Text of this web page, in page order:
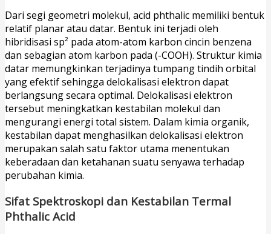
Dari segi geometri molekul, acid phthalic memiliki bentuk
relatif planar atau datar. Bentuk ini terjadi oleh
hibridisasi sp² pada atom-atom karbon cincin benzena
dan sebagian atom karbon pada (-COOH). Struktur kimia
datar memungkinkan terjadinya tumpang tindih orbital
yang efektif sehingga delokalisasi elektron dapat
berlangsung secara optimal. Delokalisasi elektron
tersebut meningkatkan kestabilan molekul dan
mengurangi energi total sistem. Dalam kimia organik,
kestabilan dapat menghasilkan delokalisasi elektron
merupakan salah satu faktor utama menentukan
keberadaan dan ketahanan suatu senyawa terhadap
perubahan kimia.
Sifat Spektroskopi dan Kestabilan Termal
Phthalic Acid